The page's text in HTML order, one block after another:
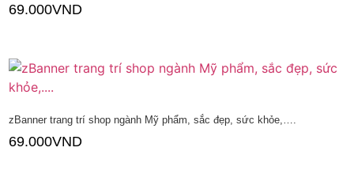
69.000VND
zBanner trang trí shop ngành Mỹ phẩm, sắc đẹp, sức khỏe,….
69.000VND